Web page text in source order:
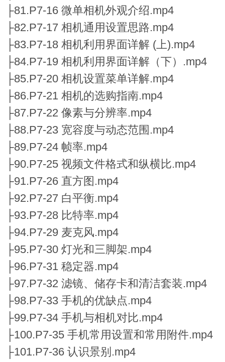
├81.P7-16 微单相机外观介绍.mp4
├82.P7-17 相机通用设置思路.mp4
├83.P7-18 相机利用界面详解 (上).mp4
├84.P7-19 相机利用界面详解（下）.mp4
├85.P7-20 相机设置菜单详解.mp4
├86.P7-21 相机的选购指南.mp4
├87.P7-22 像素与分辨率.mp4
├88.P7-23 宽容度与动态范围.mp4
├89.P7-24 帧率.mp4
├90.P7-25 视频文件格式和纵横比.mp4
├91.P7-26 直方图.mp4
├92.P7-27 白平衡.mp4
├93.P7-28 比特率.mp4
├94.P7-29 麦克风.mp4
├95.P7-30 灯光和三脚架.mp4
├96.P7-31 稳定器.mp4
├97.P7-32 滤镜、储存卡和清洁套装.mp4
├98.P7-33 手机的优缺点.mp4
├99.P7-34 手机与相机对比.mp4
├100.P7-35 手机常用设置和常用附件.mp4
├101.P7-36 认识景别.mp4